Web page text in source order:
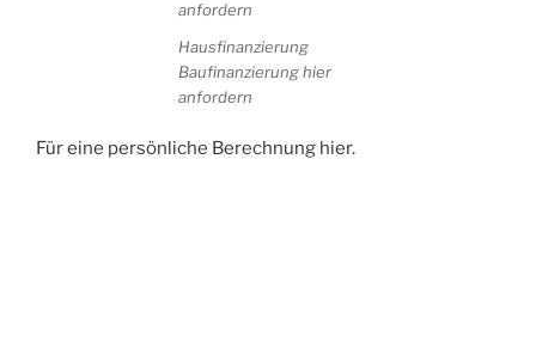
Hausfinanzierung
Baufinanzierung hier
anfordern
Für eine persönliche Berechnung hier.